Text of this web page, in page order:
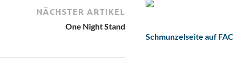
NÄCHSTER ARTIKEL
One Night Stand
Schmunzelseite auf